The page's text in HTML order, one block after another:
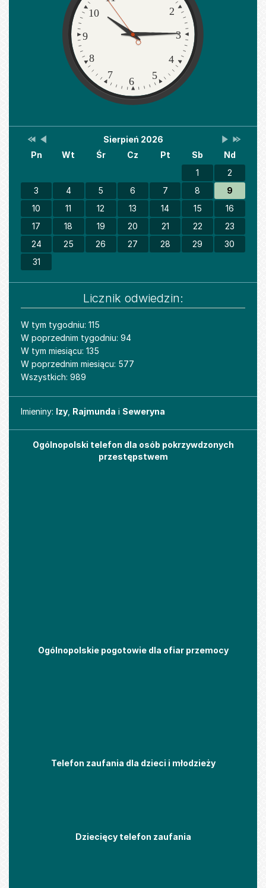
2
3
4
5
6
7
8
9
10
Kalendarz
Lista
wydarzeń
w
Sierpień 2026Brak
w
miesiącu.
Przestaw
na
Przestaw
na
Przestaw
na
Wrzesień
2026
na
Sierpień
2027
Pn Wt Śr Cz Pt Sb
Nd
1
2
3
4 5 6 7 8
9
10
11 12 13 14 15
16
17
18 19 20 21 22
23
24
25 26 27 28 29
30
31
Licznik odwiedzin:
W tym tygodniu: 115
W poprzednim tygodniu: 94
W tym miesiącu: 135
W poprzednim miesiącu: 577
Wszystkich: 989
Imieniny
Imieniny: Izy Rajmunda i Seweryna
Ogólnopolski telefon dla osób pokrzywdzonych
przestępstwem
Ogólnopolskie pogotowie dla ofiar przemocy
Telefon zaufania dla dzieci i młodzieży
Dziecięcy telefon zaufania